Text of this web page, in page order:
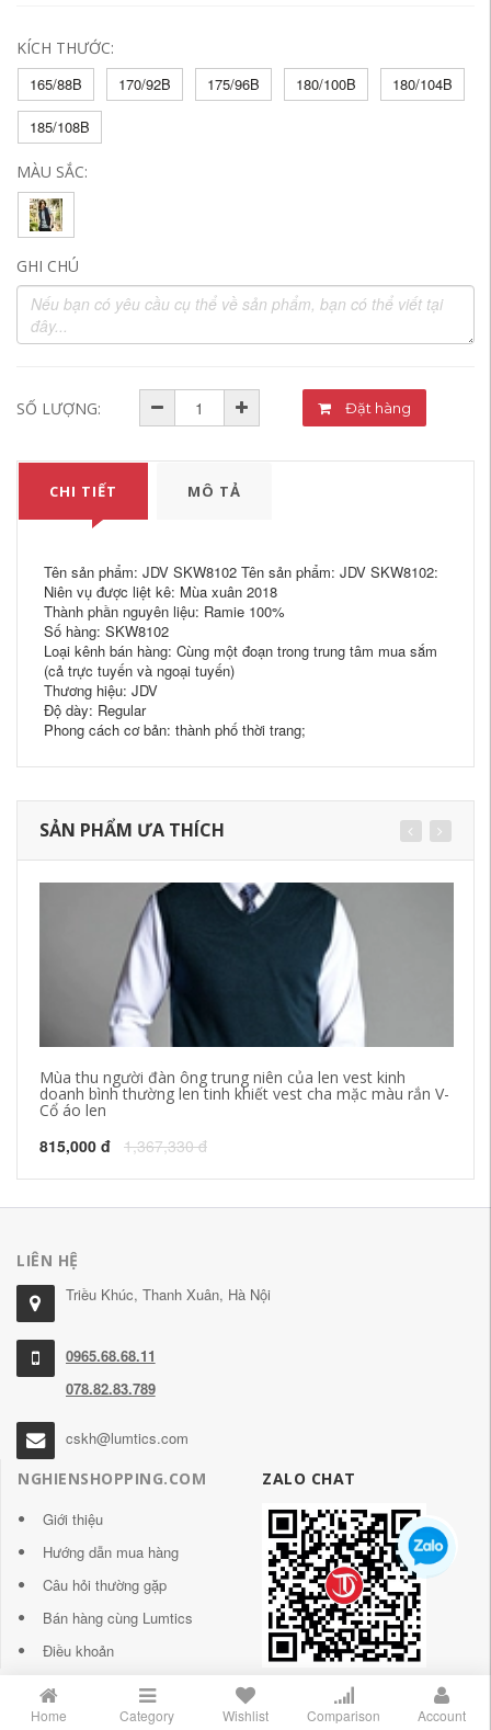
KÍCH THƯỚC:
165/88B
170/92B 175/96B 180/100B 180/104B
185/108B
MÀU SẮC:
GHI CHÚ
SỐ LƯỢNG: Đặt hàng
CHI TIẾT MÔ TẢ
Tên sản phẩm: JDV SKW8102 Tên sản phẩm: JDV SKW8102:
Niên vụ được liệt kê: Mùa xuân 2018
Thành phần nguyên liệu: Ramie 100%
Số hàng: SKW8102
Loại kênh bán hàng: Cùng một đoạn trong trung tâm mua sắm
(cả trực tuyến và ngoại tuyến)
Thương hiệu: JDV
Độ dày: Regular
Phong cách cơ bản: thành phố thời trang;
SẢN PHẨM ƯA THÍCH
Mùa thu người đàn ông trung niên của len vest kinh
doanh bình thường len tinh khiết vest cha mặc màu rắn V-
Cổ áo len
815,000 đ 1,367,330 đ
LIÊN HỆ
Triều Khúc, Thanh Xuân, Hà Nội
0965.68.68.11
078.82.83.789
cskh@lumtics.com
NGHIENSHOPPING.COM
Giới thiệu
Hướng dẫn mua hàng
Câu hỏi thường gặp
Bán hàng cùng Lumtics
Điều khoản
ZALO CHAT
Home Category Wishlist Comparison Account